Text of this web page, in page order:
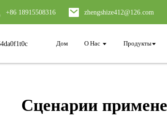
+86 18915508316 zhengshize412@126.com
Дом О Нас Продукты
Сценарии